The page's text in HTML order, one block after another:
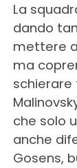
La
dando
mettere
ma
schierare
che solo
anche
Gosens,